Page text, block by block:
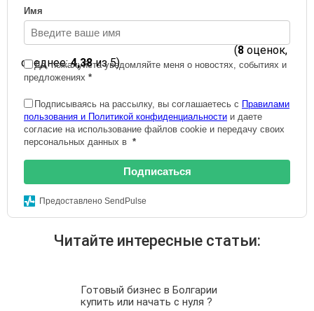
(8 оценок,
среднее:4,38из 5)
Имя
Да, пожалуйста уведомляйте меня о новостях, событиях и
предложениях *
Подписываясь на рассылку, вы соглашаетесь с Правилами
пользования и Политикой конфиденциальности и даете
согласие на использование файлов cookie и передачу своих
персональных данных в *
Подписаться
Предоставлено SendPulse
Читайте интересные статьи:
Готовый бизнес в Болгарии
купить или начать с нуля ?